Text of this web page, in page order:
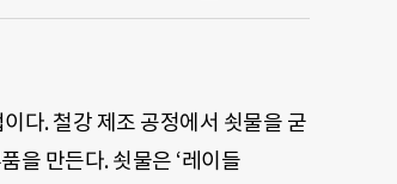
다. 철강 제조 공정에서 쇳물을 굳
을 만든다. 쇳물은 ‘레이들